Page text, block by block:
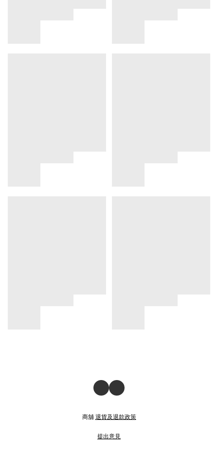
商舖 退貨及退款政策
提出意見